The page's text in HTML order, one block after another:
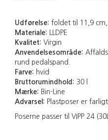
Udførelse: foldet til 11,9
Materiale: LLDPE
Kvalitet: Virgin
Anvendelsesområde:
rund pedalspand.
Farve: hvid
Bruttorumindhold: 30 l
Mærke: Bin-Line
Advarsel: Plastposer er
Poserne passer til VIPP 24